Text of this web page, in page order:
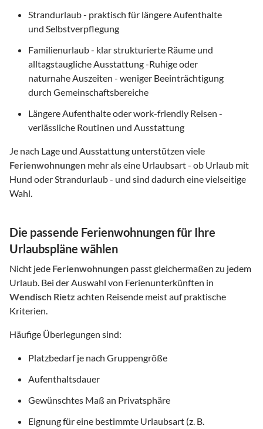
Strandurlaub - praktisch für längere Aufenthalte
und Selbstverpflegung
Familienurlaub - klar strukturierte Räume und
alltagstaugliche Ausstattung -Ruhige oder
naturnahe Auszeiten - weniger Beeinträchtigung
durch Gemeinschaftsbereiche
Längere Aufenthalte oder work-friendly Reisen -
verlässliche Routinen und Ausstattung
Je nach Lage und Ausstattung unterstützen viele
Ferienwohnungen mehr als eine Urlaubsart - ob Urlaub mit
Hund oder Strandurlaub - und sind dadurch eine vielseitige
Wahl.
Die passende Ferienwohnungen für Ihre
Urlaubspläne wählen
Nicht jede Ferienwohnungen passt gleichermaßen zu jedem
Urlaub. Bei der Auswahl von Ferienunterkünften in
Wendisch Rietz achten Reisende meist auf praktische
Kriterien.
Häufige Überlegungen sind:
Platzbedarf je nach Gruppengröße
Aufenthaltsdauer
Gewünschtes Maß an Privatsphäre
Eignung für eine bestimmte Urlaubsart (z. B.